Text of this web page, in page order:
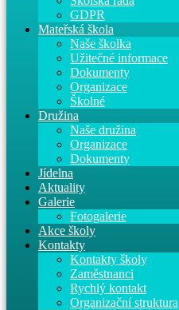
GDPR
Mateřská škola
Naše školka
Užitečné informace
Dokumenty
Organizace
Školné
Družina
Naše družina
Organizace
Dokumenty
Jídelna
Aktuality
Galerie
Fotogalerie
Akce školy
Kontakty
Kontakty školy
Zaměstnanci
Rychlý kontakt
Organizační struktura